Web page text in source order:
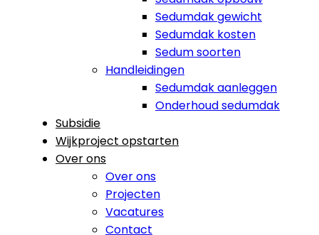
Sedumdak gewicht
Sedumdak kosten
Sedum soorten
Handleidingen
Sedumdak aanleggen
Onderhoud sedumdak
Subsidie
Wijkproject opstarten
Over ons
Over ons
Projecten
Vacatures
Contact